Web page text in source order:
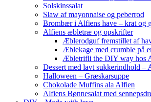
Solskinssalat
Slaw af mayonnaise og peberrod
Brombær i Alfiens have – krat og
Alfiens æbletræ og opskrifter
Æblerodguf fremstillet af
Æblekage med crumble på
Æbletrifli the DIY way hos
Dessert med lavt sukkerindhold –
Halloween – Græskarsuppe
Chokolade Muffins ala Alfien
Alfiens Bønnesalat med